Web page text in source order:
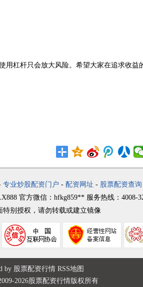
用杠杆只会放大风险。希望大家在追求收益
专业炒股配资门户 - 配资网址 - 股票配资查询
官方微信：hfkg859** 服务热线：4008-
特别授权，请勿转载或建立镜像
by 股票配资行情 RSS地图
2026股票配资行情版权所有